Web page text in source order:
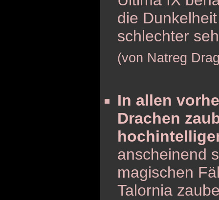
die
schlechter
(von Natreg
In allen
Drachen
anscheinend
magischen
Talornia